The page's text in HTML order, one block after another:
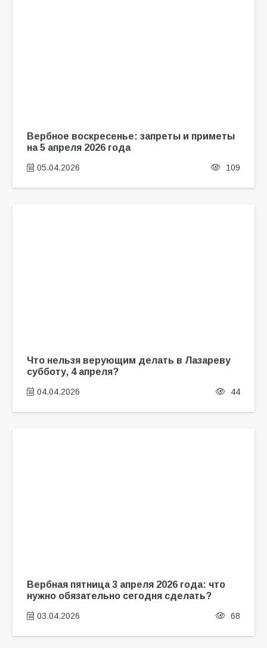
Вербное воскресенье: запреты и приметы
на 5 апреля 2026 года
05.04.2026 109
Что нельзя верующим делать в Лазареву
субботу, 4 апреля?
04.04.2026 44
Вербная пятница 3 апреля 2026 года: что
нужно обязательно сегодня сделать?
03.04.2026 68